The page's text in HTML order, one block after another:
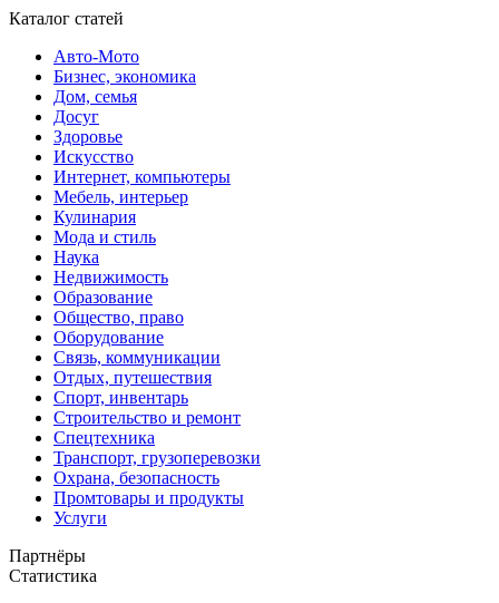
Каталог статей
Авто-Мото
Бизнес, экономика
Дом, семья
Досуг
Здоровье
Искусство
Интернет, компьютеры
Мебель, интерьер
Кулинария
Мода и стиль
Наука
Недвижимость
Образование
Общество, право
Оборудование
Связь, коммуникации
Отдых, путешествия
Спорт, инвентарь
Строительство и ремонт
Спецтехника
Транспорт, грузоперевозки
Охрана, безопасность
Промтовары и продукты
Услуги
Партнёры
Статистика